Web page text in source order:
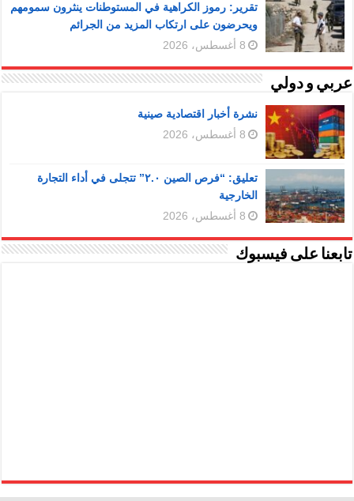
تقرير: رموز الكراهية في المستوطنات ينثرون سمومهم
ويحرضون على ارتكاب المزيد من الجرائم
8 أغسطس، 2026
عربي و دولي
نشرة أخبار اقتصادية صينية
8 أغسطس، 2026
تعليق: “فرص الصين ٢.٠” تتجلى في أداء التجارة
الخارجية
8 أغسطس، 2026
تابعنا على فيسبوك